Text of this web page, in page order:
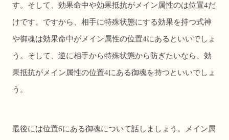
す。そして、効果命中や効果抵抗がメイン属性のは位置4だ
けです。ですから、相手に特殊状態にする効果を持つ式神
や御魂は効果命中がメイン属性の位置4にあるといいでしょ
う。そして、逆に相手から特殊状態から防ぎたいなら、効
果抵抗がメイン属性の位置4にある御魂を持つといいでしょ
う。
最後には位置6にある御魂について話しましょう。メイン属